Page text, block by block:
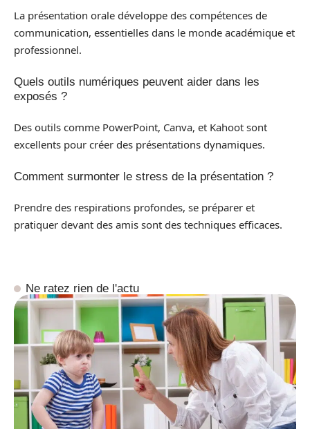
La présentation orale développe des compétences de
communication, essentielles dans le monde académique et
professionnel.
Quels outils numériques peuvent aider dans les
exposés ?
Des outils comme PowerPoint, Canva, et Kahoot sont
excellents pour créer des présentations dynamiques.
Comment surmonter le stress de la présentation ?
Prendre des respirations profondes, se préparer et
pratiquer devant des amis sont des techniques efficaces.
Ne ratez rien de l'actu